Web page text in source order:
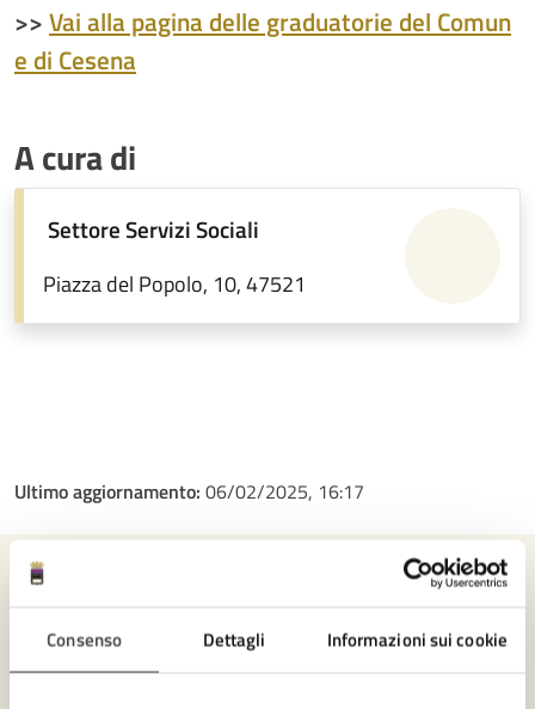
Consenso Dettagli Informazioni sui cookie
>>Vai alla pagina delle graduatorie del Comun
e di Cesena
A cura di
Settore Servizi Sociali
Piazza del Popolo, 10, 47521
Ultimo aggiornamento: 06/02/2025, 16:17